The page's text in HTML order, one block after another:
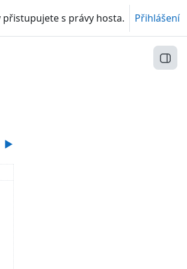
s právy hosta. Přihlášení
▶︎
neděle, 6. července